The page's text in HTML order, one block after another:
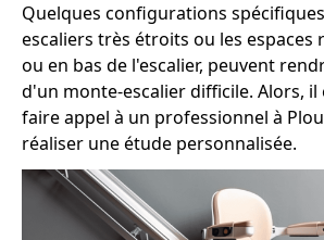
Quelques configurations
escaliers très étroits ou les espaces
ou en bas de l'escalier, peuvent
d'un monte-escalier difficile. Alors, il
faire appel à un professionnel à
réaliser une étude personnalisée.